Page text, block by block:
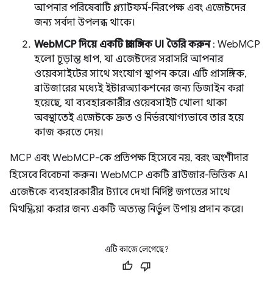
আপনার পরিষেবাটি প্ল্যাটফর্ম-নিরপেক্ষ এবং এজেন্টদের
জন্য সর্বদা উপলব্ধ থাকে।
WebMCP দিয়ে একটি প্রাসঙ্গিক UI তৈরি করুন: WebMCP
হলো চূড়ান্ত ধাপ, যা এজেন্টদের সরাসরি আপনার
ওয়েবসাইটের সাথে সংযোগ স্থাপন করে। এটি প্রাসঙ্গিক,
ব্রাউজারের মধ্যেই ইন্টারঅ্যাকশনের জন্য ডিজাইন করা
হয়েছে, যা ব্যবহারকারীর ওয়েবসাইট খোলা থাকা
অবস্থাতেই এজেন্টকে দ্রুত ও নির্ভরযোগ্যভাবে তার হয়ে
কাজ করতে দেয়।
MCP এবং WebMCP-কে প্রতিপক্ষ হিসেবে নয়, বরং অংশীদার
হিসেবে বিবেচনা করুন। WebMCP একটি ব্রাউজার-ভিত্তিক AI
এজেন্টকে ব্যবহারকারীর ট্যাবে দেখা নির্দিষ্ট জগতের সাথে
মিথস্ক্রিয়া করার জন্য একটি অত্যন্ত নির্ভুল উপায় প্রদান করে।
এটি কাজে লেগেছে?